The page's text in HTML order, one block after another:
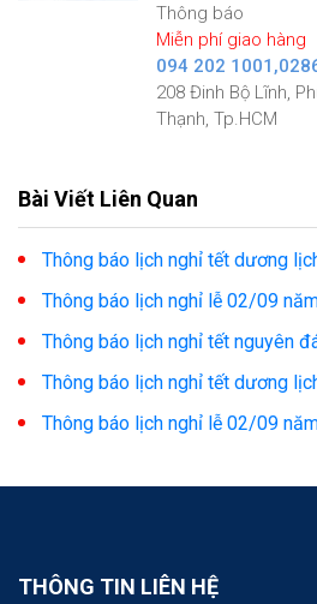
Thông báo
Miễn phí giao hàng
094 202
208 Đinh Bộ Lĩnh,
Thạnh, Tp.HCM
Bài Viết Liên Quan
Thông báo lịch nghỉ tết dương
Thông báo lịch nghỉ lễ 02/09
Thông báo lịch nghỉ tết nguyên
Thông báo lịch nghỉ tết dương
Thông báo lịch nghỉ lễ 02/09
THÔNG TIN LIÊN HỆ